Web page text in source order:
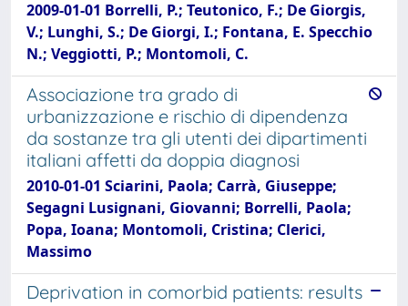
2009-01-01 Borrelli, P.; Teutonico, F.; De Giorgis,
V.; Lunghi, S.; De Giorgi, I.; Fontana, E. Specchio
N.; Veggiotti, P.; Montomoli, C.
Associazione tra grado di
urbanizzazione e rischio di dipendenza
da sostanze tra gli utenti dei dipartimenti
italiani affetti da doppia diagnosi
2010-01-01 Sciarini, Paola; Carrà, Giuseppe;
Segagni Lusignani, Giovanni; Borrelli, Paola;
Popa, Ioana; Montomoli, Cristina; Clerici,
Massimo
Deprivation in comorbid patients: results